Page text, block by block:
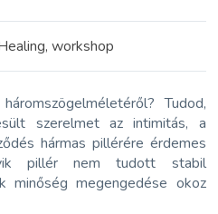
workshop
Tudod,
szerelmet az intimitás, a
hármas pillérére érdemes
pillér nem tudott stabil
minőség megengedése okoz